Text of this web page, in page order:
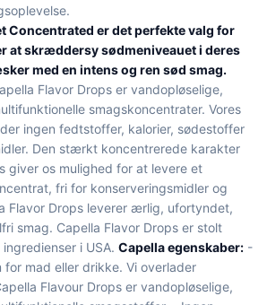
Concentrated er det perfekte valg for
at skræddersy sødmeniveauet i deres
med en intens og ren sød smag.
Flavor Drops er vandopløselige,
smagskoncentrater. Vores
ingen fedtstoffer, kalorier, sødestoffer
Den stærkt koncentrerede karakter
giver os mulighed for at levere et
fri for konserveringsmidler og
Flavor Drops leverer ærlig, ufortyndet,
smag. Capella Flavor Drops er stolt
i USA. Capella egenskaber: -
for mad eller drikke. Vi overlader
Flavour Drops er vandopløselige,